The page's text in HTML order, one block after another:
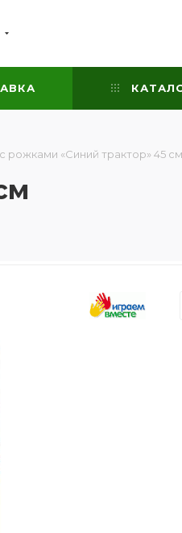
рожками «Синий трактор» 45 см